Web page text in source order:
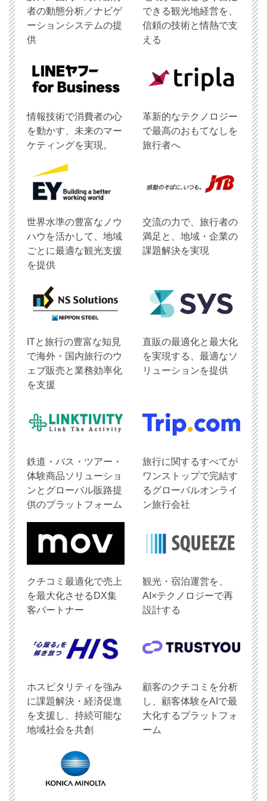
者の動態分析／ナビゲ
ーションシステムの提
供
できる観光地経営を、
信頼の技術と情熱で支
える
情報技術で消費者の心
を動かす、未来のマー
ケティングを実現。
革新的なテクノロジー
で最高のおもてなしを
旅行者へ
世界水準の豊富なノウ
ハウを活かして、地域
ごとに最適な観光支援
を提供
交流の力で、旅行者の
満足と、地域・企業の
課題解決を実現
ITと旅行の豊富な知見
で海外・国内旅行のウ
ェブ販売と業務効率化
を支援
直販の最適化と最大化
を実現する、最適なソ
リューションを提供
鉄道・バス・ツアー・
体験商品ソリューショ
ンとグローバル販路提
供のプラットフォーム
旅行に関するすべてが
ワンストップで完結す
るグローバルオンライ
ン旅行会社
クチコミ最適化で売上
を最大化させるDX集
客パートナー
観光・宿泊運営を、
AI×テクノロジーで再
設計する
ホスピタリティを強み
に課題解決・経済促進
を支援し、持続可能な
地域社会を共創
顧客のクチコミを分析
し、顧客体験をAIで最
大化するプラットフォ
ーム